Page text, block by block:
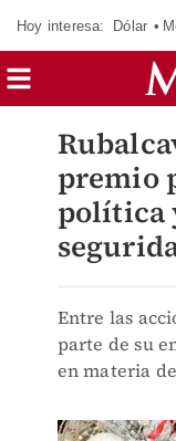
Hoy interesa: Dólar
premio
política
Entre las
parte de su
en materia